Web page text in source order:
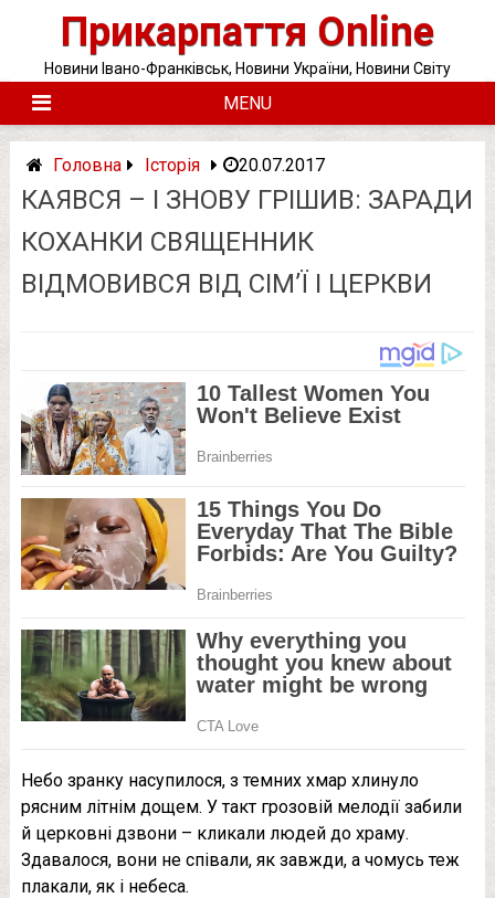
Прикарпаття Online
Новини Івано-Франківськ, Новини України, Новини Світу
MENU
Головна Історія 20.07.2017
КАЯВСЯ – І ЗНОВУ ГРІШИВ: ЗАРАДИ
КОХАНКИ СВЯЩЕННИК
ВІДМОВИВСЯ ВІД СІМ’Ї І ЦЕРКВИ
Небо зранку насупилося, з темних хмар хлинуло
рясним літнім дощем. У такт грозовій мелодії забили
й церковні дзвони – кликали людей до храму.
Здавалося, вони не співали, як завжди, а чомусь теж
плакали, як і небеса.